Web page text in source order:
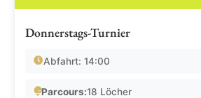
Donnerstags-Turnier
Abfahrt: 14:00
Parcours:18 Löcher